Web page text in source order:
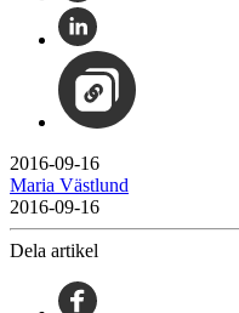
2016-09-16
Maria Västlund
2016-09-16
Dela artikel